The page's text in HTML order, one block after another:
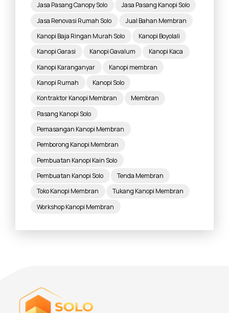
Jasa Pasang Canopy Solo
Jasa Pasang Kanopi Solo
Jasa Renovasi Rumah Solo
Jual Bahan Membran
Kanopi Baja Ringan Murah Solo
Kanopi Boyolali
Kanopi Garasi
Kanopi Gavalum
Kanopi Kaca
Kanopi Karanganyar
Kanopi membran
Kanopi Rumah
Kanopi Solo
Kontraktor Kanopi Membran
Membran
Pasang Kanopi Solo
Pemasangan Kanopi Membran
Pemborong Kanopi Membran
Pembuatan Kanopi Kain Solo
Pembuatan Kanopi Solo
Tenda Membran
Toko Kanopi Membran
Tukang Kanopi Membran
Workshop Kanopi Membran